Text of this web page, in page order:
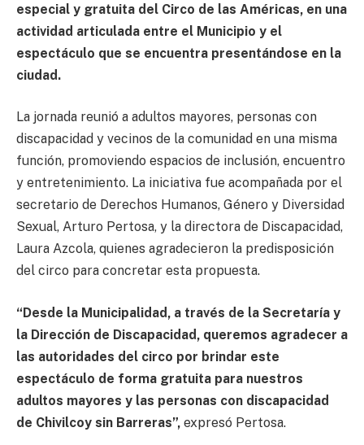
especial y gratuita del Circo de las Américas, en una
actividad articulada entre el Municipio y el
espectáculo que se encuentra presentándose en la
ciudad.
La jornada reunió a adultos mayores, personas con
discapacidad y vecinos de la comunidad en una misma
función, promoviendo espacios de inclusión, encuentro
y entretenimiento. La iniciativa fue acompañada por el
secretario de Derechos Humanos, Género y Diversidad
Sexual, Arturo Pertosa, y la directora de Discapacidad,
Laura Azcola, quienes agradecieron la predisposición
del circo para concretar esta propuesta.
“Desde la Municipalidad, a través de la Secretaría y
la Dirección de Discapacidad, queremos agradecer a
las autoridades del circo por brindar este
espectáculo de forma gratuita para nuestros
adultos mayores y las personas con discapacidad
de Chivilcoy sin Barreras”, expresó Pertosa.